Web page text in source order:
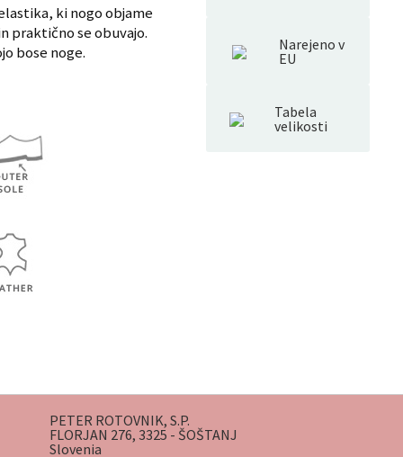
ki nogo objame
praktično se obuvajo.
bose noge.
Narejeno v
EU
Tabela
velikosti
PETER ROTOVNIK, S.P.
FLORJAN 276, 3325 - ŠOŠTANJ
Slovenia